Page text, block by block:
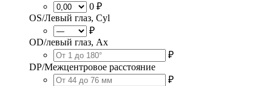
0 ₽
OS/Левый глаз, Cyl
₽
OD/левый глаз, Ax
₽
DP/Межцентровое расстояние
₽